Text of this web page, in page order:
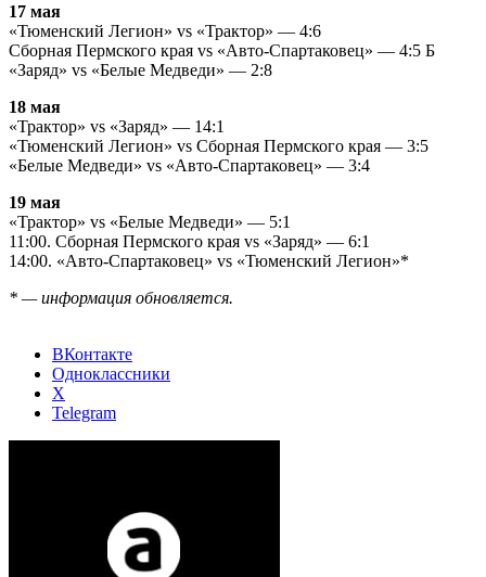
17 мая
«Тюменский Легион» vs «Трактор» — 4:6
Сборная Пермского края vs «Авто-Спартаковец» — 4:5 Б
«Заряд» vs «Белые Медведи» — 2:8
18 мая
«Трактор» vs «Заряд» — 14:1
«Тюменский Легион» vs Сборная Пермского края — 3:5
«Белые Медведи» vs «Авто-Спартаковец» — 3:4
19 мая
«Трактор» vs «Белые Медведи» — 5:1
11:00. Сборная Пермского края vs «Заряд» — 6:1
14:00. «Авто-Спартаковец» vs «Тюменский Легион»*
* — информация обновляется.
ВКонтакте
Одноклассники
X
Telegram